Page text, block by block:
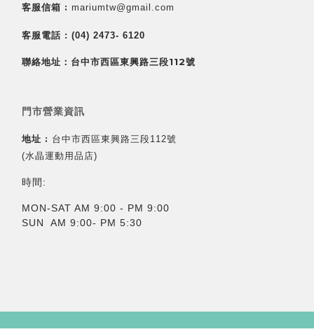
客服信箱 : mariumtw@gmail.com
客服電話 : (04) 2473- 6120
聯絡地址：台中市西區東興路三段112號
門市營業資訊
地址 : 台中市西區東興路三段112號
(水晶運動用品店)
時間:
MON-SAT AM 9:00 - PM 9:00
SUN AM 9:00- PM 5:30